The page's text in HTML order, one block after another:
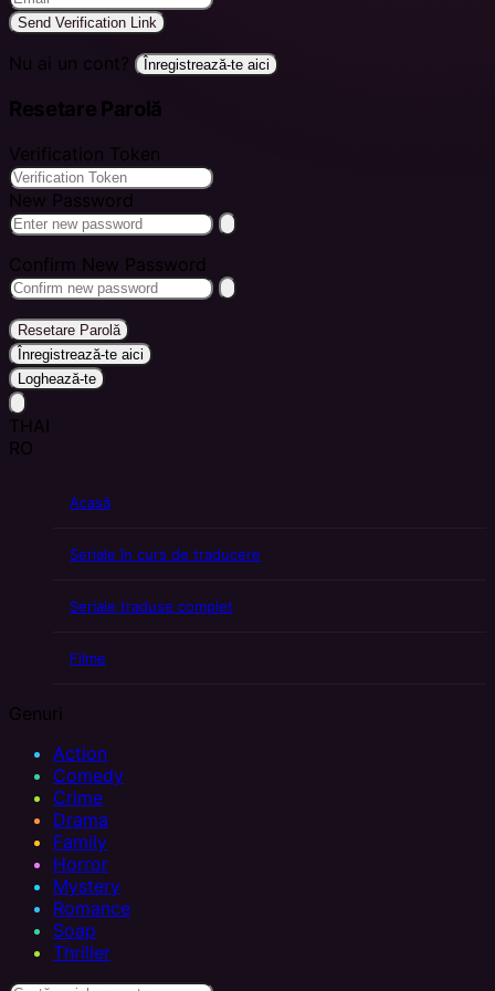
Send Verification Link
Nu ai un cont? Înregistrează-te aici
Resetare Parolă
Verification Token
New Password
Confirm New Password
Resetare Parolă
Înregistrează-te aici
Loghează-te
THAI
RO
Acasă
Seriale în curs de traducere
Seriale traduse complet
Filme
Genuri
Action
Comedy
Crime
Drama
Family
Horror
Mystery
Romance
Soap
Thriller